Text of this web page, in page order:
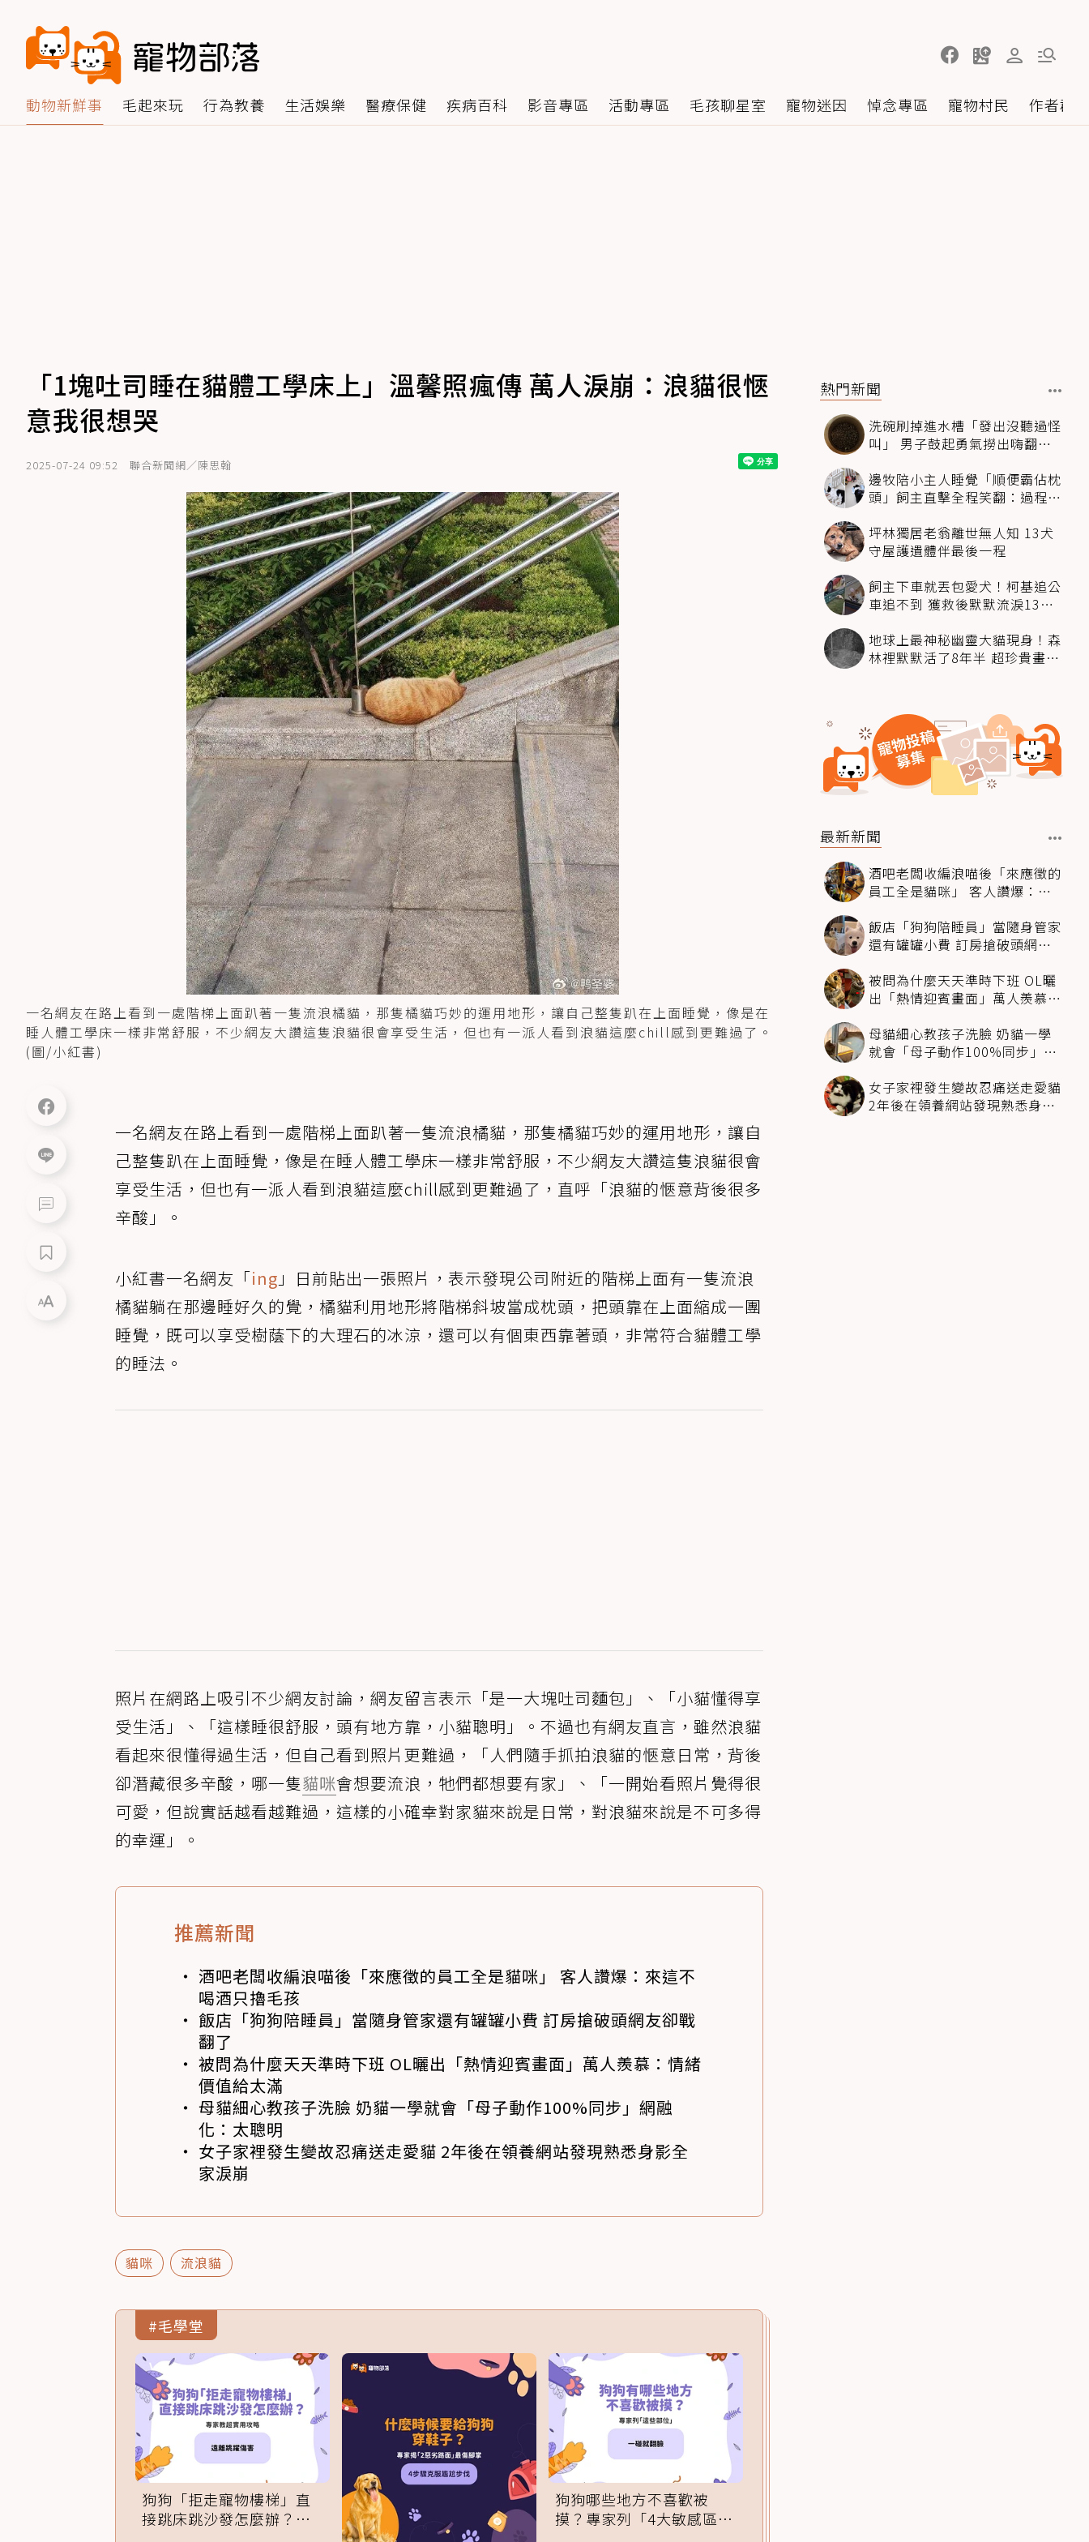
動物新鮮事 毛起來玩 行為教養 生活娛樂 醫療保健 疾病百科 影音專區 活動專區 毛孩聊星室 寵物迷因 悼念專區 寵物村民 作者群
「1塊吐司睡在貓體工學床上」溫馨照瘋傳 萬人淚崩：浪貓很愜
意我很想哭
2025-07-24 09:52 聯合新聞網／陳思翰
一名網友在路上看到一處階梯上面趴著一隻流浪橘貓，那隻橘貓巧妙的運用地形，讓自己整隻趴在上面睡覺，像是在
睡人體工學床一樣非常舒服，不少網友大讚這隻浪貓很會享受生活，但也有一派人看到浪貓這麼chill感到更難過了。
(圖/小紅書)
一名網友在路上看到一處階梯上面趴著一隻流浪橘貓，那隻橘貓巧妙的運用地形，讓自
己整隻趴在上面睡覺，像是在睡人體工學床一樣非常舒服，不少網友大讚這隻浪貓很會
享受生活，但也有一派人看到浪貓這麼chill感到更難過了，直呼「浪貓的愜意背後很多
辛酸」。
小紅書一名網友「ing 」日前貼出一張照片，表示發現公司附近的階梯上面有一隻流浪
橘貓躺在那邊睡好久的覺，橘貓利用地形將階梯斜坡當成枕頭，把頭靠在上面縮成一團
睡覺，既可以享受樹蔭下的大理石的冰涼，還可以有個東西靠著頭，非常符合貓體工學
的睡法。
照片在網路上吸引不少網友討論，網友留言表示「是一大塊吐司麵包」、「小貓懂得享
受生活」、「這樣睡很舒服，頭有地方靠，小貓聰明」。不過也有網友直言，雖然浪貓
看起來很懂得過生活，但自己看到照片更難過，「人們隨手抓拍浪貓的愜意日常，背後
卻潛藏很多辛酸，哪一隻貓咪會想要流浪，牠們都想要有家」、「一開始看照片覺得很
可愛，但說實話越看越難過，這樣的小確幸對家貓來說是日常，對浪貓來說是不可多得
的幸運」。
推薦新聞
酒吧老闆收編浪喵後「來應徵的員工全是貓咪」 客人讚爆：來這不
喝酒只擼毛孩
飯店「狗狗陪睡員」當隨身管家還有罐罐小費 訂房搶破頭網友卻戰
翻了
被問為什麼天天準時下班 OL曬出「熱情迎賓畫面」萬人羨慕：情緒
價值給太滿
母貓細心教孩子洗臉 奶貓一學就會「母子動作100%同步」網融
化：太聰明
女子家裡發生變故忍痛送走愛貓 2年後在領養網站發現熟悉身影全
家淚崩
貓咪 流浪貓
#毛學堂
狗狗「拒走寵物樓梯」直
接跳床跳沙發怎麼辦？專
狗狗哪些地方不喜歡被
摸？專家列「4大敏感區
熱門新聞
洗碗刷掉進水槽「發出沒聽過怪
叫」 男子鼓起勇氣撈出嗨翻：
邊牧陪小主人睡覺「順便霸佔枕
頭」飼主直擊全程笑翻：過程絲
坪林獨居老翁離世無人知 13犬
守屋護遺體伴最後一程
飼主下車就丟包愛犬！柯基追公
車追不到 獲救後默默流淚13萬
地球上最神秘幽靈大貓現身！森
林裡默默活了8年半 超珍貴畫面
最新新聞
酒吧老闆收編浪喵後「來應徵的
員工全是貓咪」 客人讚爆：來
飯店「狗狗陪睡員」當隨身管家
還有罐罐小費 訂房搶破頭網友
被問為什麼天天準時下班 OL曬
出「熱情迎賓畫面」萬人羨慕：
母貓細心教孩子洗臉 奶貓一學
就會「母子動作100%同步」網
女子家裡發生變故忍痛送走愛貓
2年後在領養網站發現熟悉身影